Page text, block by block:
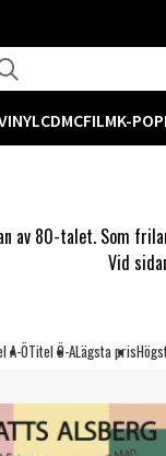
CDMCFILMK-POP
80-talet. Som
Vid
A-ÖTitel Ö-ALägsta pris